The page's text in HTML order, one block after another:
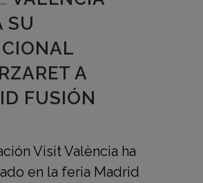
SU
A
FUSIÓN
Visit València ha
en la feria Madrid